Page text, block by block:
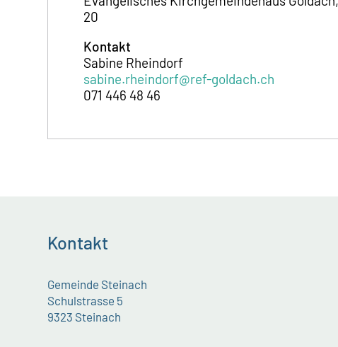
20
Kontakt
Sabine Rheindorf
sabine.rheindorf@ref-goldach.ch
071 446 48 46
Kontakt
Gemeinde Steinach
Schulstrasse 5
9323 Steinach